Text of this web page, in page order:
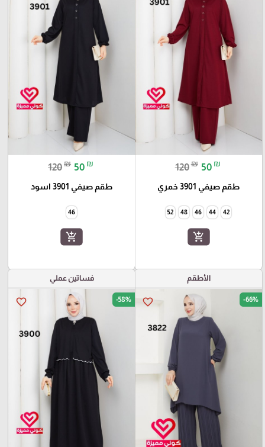
120₪ 50 ₪
طقم صيفي 3901 خمري
42
44
46
48
52
add_shopping_cart
120₪ 50 ₪
طقم صيفي 3901 اسود
46
add_shopping_cart
الأطقم
favorite_border -66%
فساتين عملي
favorite_border -58%